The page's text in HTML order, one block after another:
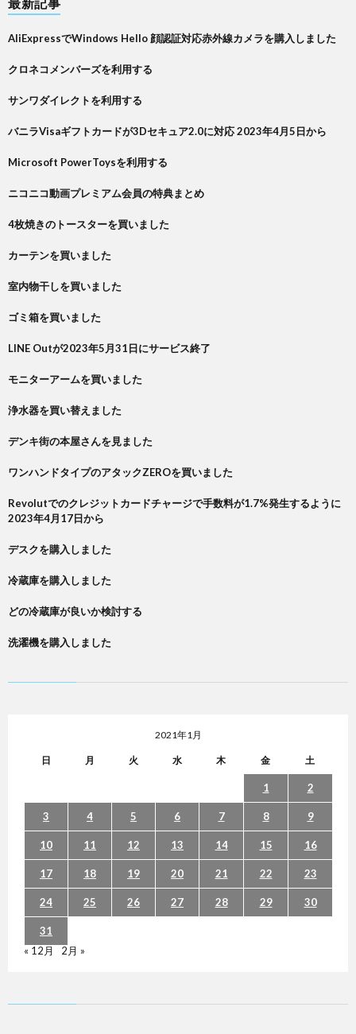
AliExpressでWindows Hello 顔認証対応赤外線カメラを購入しました
クロネコメンバーズを利用する
サンワダイレクトを利用する
バニラVisaギフトカードが3Dセキュア2.0に対応 2023年4月5日から
Microsoft PowerToysを利用する
ニコニコ動画プレミアム会員の特典まとめ
4枚焼きのトースターを買いました
カーテンを買いました
室内物干しを買いました
ゴミ箱を買いました
LINE Outが2023年5月31日にサービス終了
モニターアームを買いました
浄水器を買い替えました
デンキ街の本屋さんを見ました
ワンハンドタイプのアタックZEROを買いました
Revolutでのクレジットカードチャージで手数料が1.7%発生するように
2023年4月17日から
デスクを購入しました
冷蔵庫を購入しました
どの冷蔵庫が良いか検討する
洗濯機を購入しました
2021年1月
日 月 火 水 木 金 土
1 2
3 4 5 6 7 8 9
10 11 12 13 14 15 16
17 18 19 20 21 22 23
24 25 26 27 28 29 30
31
« 12月
2月 »